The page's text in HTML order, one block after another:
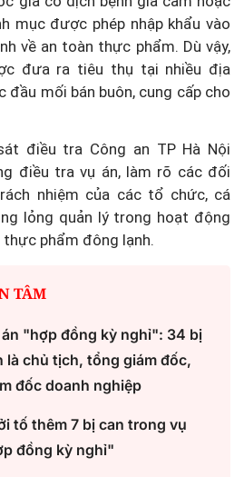
mục được phép nhập khẩu vào
về an toàn thực phẩm. Dù vậy,
đưa ra tiêu thụ tại nhiều địa
đầu mối bán buôn, cung cấp cho
điều tra Công an TP Hà Nội
điều tra vụ án, làm rõ các đối
nhiệm của các tổ chức, cá
lỏng quản lý trong hoạt động
thực phẩm đông lạnh.
TÂM
"hợp đồng kỳ nghỉ": 34 bị
là chủ tịch, tổng giám đốc,
đốc doanh nghiệp
tố thêm 7 bị can trong vụ
đồng kỳ nghỉ"